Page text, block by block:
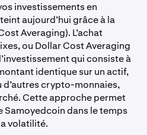
investissements en
aujourd’hui grâce à la
Averaging). L’achat
ou Dollar Cost Averaging
qui consiste à
identique sur un actif,
crypto-monnaies,
Cette approche permet
Samoyedcoin dans le temps
volatilité.